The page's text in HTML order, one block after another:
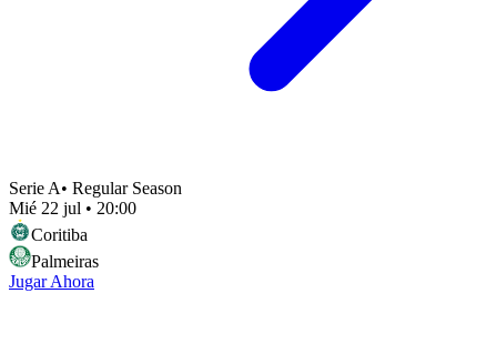
Serie A• Regular Season
Mié 22 jul • 20:00
Coritiba
Palmeiras
Jugar Ahora